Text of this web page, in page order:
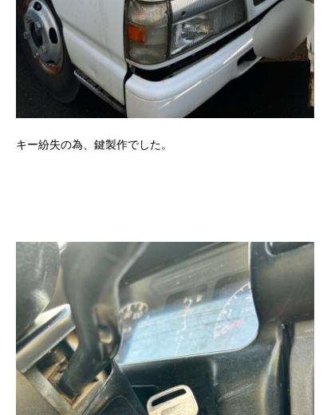
キー紛失の為、鍵製作でした。